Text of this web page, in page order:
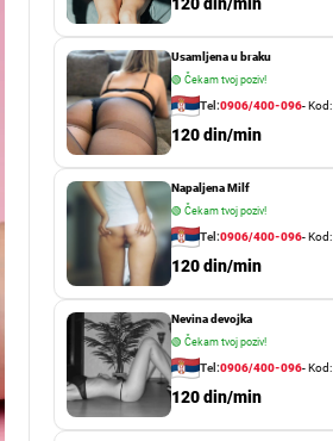
m
e
Usamljena u braku
🟢 Čekam tvoj poziv!
Tel:0906/400-096- Kod:
120 din/min
Napaljena Milf
🟢 Čekam tvoj poziv!
Tel:0906/400-096- Kod:
120 din/min
Nevina devojka
🟢 Čekam tvoj poziv!
Tel:0906/400-096- Kod:
120 din/min